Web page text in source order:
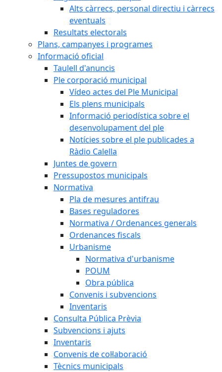
Alts càrrecs, personal directiu i càrrecs
eventuals
Resultats electorals
Plans, campanyes i programes
Informació oficial
Taulell d'anuncis
Ple corporació municipal
Vídeo actes del Ple Municipal
Els plens municipals
Informació periodística sobre el
desenvolupament del ple
Notícies sobre el ple publicades a
Ràdio Calella
Juntes de govern
Pressupostos municipals
Normativa
Pla de mesures antifrau
Bases reguladores
Normativa / Ordenances generals
Ordenances fiscals
Urbanisme
Normativa d'urbanisme
POUM
Obra pública
Convenis i subvencions
Inventaris
Consulta Pública Prèvia
Subvencions i ajuts
Inventaris
Convenis de col·laboració
Tècnics municipals